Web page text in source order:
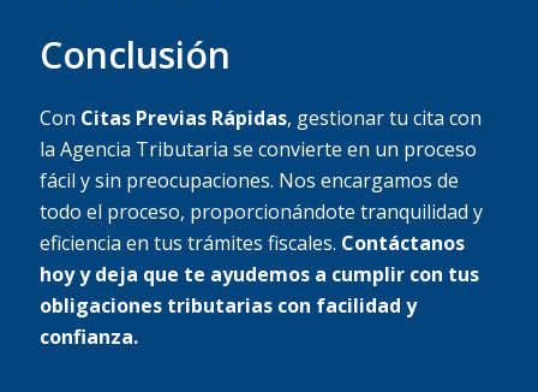
Conclusión
Con Citas Previas Rápidas, gestionar tu cita con
la Agencia Tributaria se convierte en un proceso
fácil y sin preocupaciones. Nos encargamos de
todo el proceso, proporcionándote tranquilidad y
eficiencia en tus trámites fiscales. Contáctanos
hoy y deja que te ayudemos a cumplir con tus
obligaciones tributarias con facilidad y
confianza.